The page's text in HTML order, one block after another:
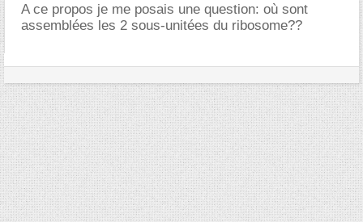
A ce propos je me posais une question: où sont
assemblées les 2 sous-unitées du ribosome??